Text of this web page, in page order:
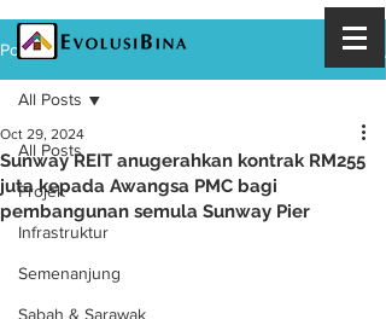
Post
All Posts
Projek
Infrastruktur
Semenanjung
Sabah & Sarawak
All Posts
Sunway REIT anugerahkan kontrak RM255
juta kepada Awangsa PMC bagi
pembangunan semula Sunway Pier
Oct 29, 2024